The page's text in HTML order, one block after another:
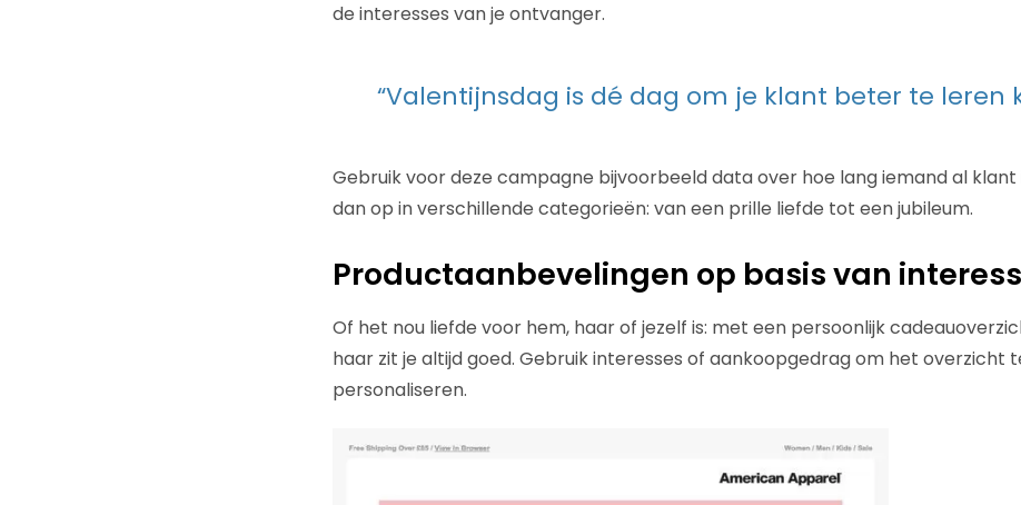
de interesses van je ontvanger.
“Valentijnsdag is dé dag om je klant beter te leren
Gebruik voor deze campagne bijvoorbeeld data over hoe lang iemand al klant
dan op in verschillende categorieën: van een prille liefde tot een jubileum.
Productaanbevelingen op basis van
Of het nou liefde voor hem, haar of jezelf is: met een persoonlijk
haar zit je altijd goed. Gebruik interesses of aankoopgedrag om het overzicht
personaliseren.